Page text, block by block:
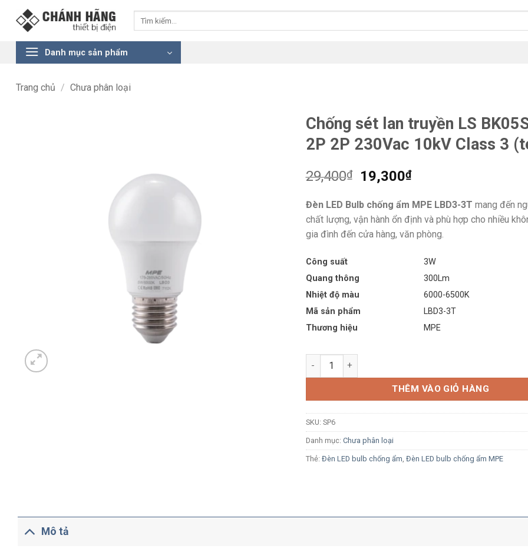
Danh mục sản phẩm
Trang chủ / Chưa phân loại
Chống sét lan truyền LS
2P 2P 230Vac 10kV Class 3
29,400₫
Giá
là:
29,400₫.
19,300₫Giá
tại
là:
19,300₫.
Đèn LED Bulb chống ẩm MPE LBD3-3T mang đến
chất lượng, vận hành ổn định và phù hợp cho nhiều
gia đình đến cửa hàng, văn phòng.
Công suất
3W
Quang thông
300Lm
Nhiệt độ màu
6000-6500K
Mã sản phẩm
LBD3-3T
Thương hiệu
MPE
Chống sét lan truyền LS BK05S-T3-2P 2P 230Vac
THÊM VÀO GIỎ HÀNG
SKU: SP6
Danh mục: Chưa phân loại
Thẻ: Đèn LED bulb chống ẩm Đèn LED bulb chống ẩm MPE
Mô tả